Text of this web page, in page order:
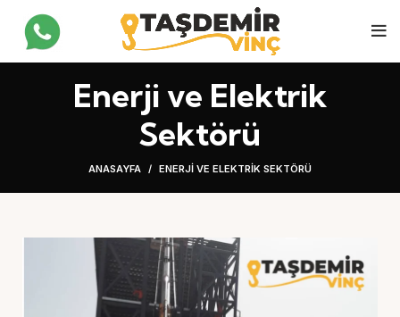
Enerji ve Elektrik
Sektörü
ANASAYFA ENERJI VE ELEKTRIK SEKTÖRÜ